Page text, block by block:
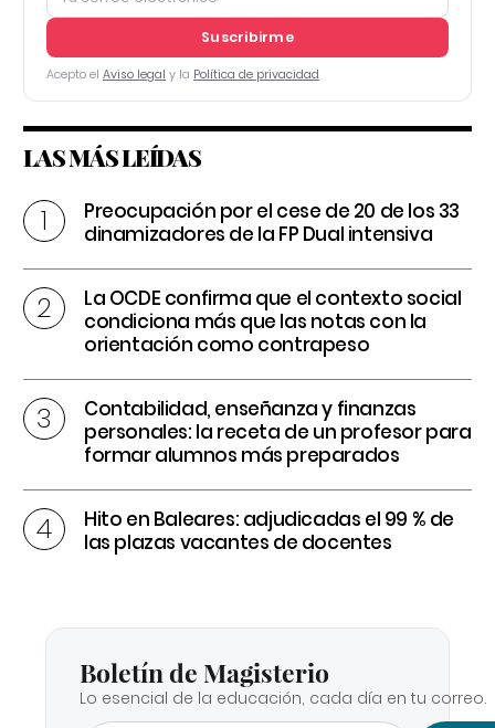
Suscribirme
Acepto el Aviso legal y la Política de privacidad
LAS MÁS LEÍDAS
Preocupación por el cese de 20 de los 33
dinamizadores de la FP Dual intensiva
La OCDE confirma que el contexto social
condiciona más que las notas con la
orientación como contrapeso
Contabilidad, enseñanza y finanzas
personales: la receta de un profesor para
formar alumnos más preparados
Hito en Baleares: adjudicadas el 99 % de
las plazas vacantes de docentes
Boletín de Magisterio
Lo esencial de la educación, cada día en tu correo.